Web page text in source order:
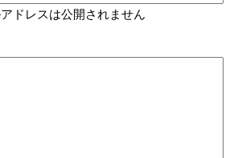
ドレスは公開されません